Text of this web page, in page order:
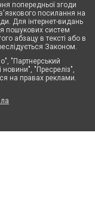
попередньої згоди
посилання на
Для інтернет-видань
пошукових систем
абзацу в тексті або в
Законом.
"Партнерський
новини", "Пресреліз",
на правах реклами.